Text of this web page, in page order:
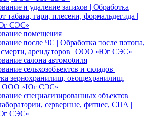
и удаление запахов | Обработка
табака, гари, плесени, формальдегида |
СЭС»
помещения
после ЧС | Обработка после потопа,
смерти, арендаторов | ООО «Юг СЭС»
салона автомобиля
сельхозобъектов и складов |
зернохранилищ, овощехранилищ,
| ООО «Юг СЭС»
специализированных объектов |
серверные, фитнес, СПА |
СЭС»